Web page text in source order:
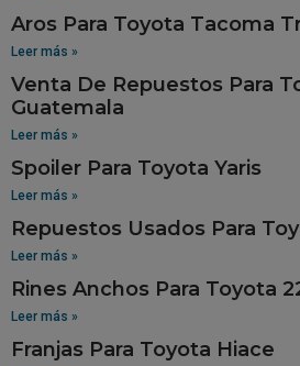
Aros Para Toyota Tacoma
Leer más »
Venta De Repuestos Para
Guatemala
Leer más »
Spoiler Para Toyota Yaris
Leer más »
Repuestos Usados Para
Leer más »
Rines Anchos Para Toyota
Leer más »
Franjas Para Toyota Hiace